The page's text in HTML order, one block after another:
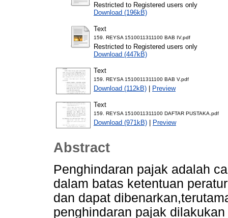
Restricted to Registered users only
Download (196kB)
Text
159. REYSA 1510011311100 BAB IV.pdf
Restricted to Registered users only
Download (447kB)
Text
159. REYSA 1510011311100 BAB V.pdf
Download (112kB) | Preview
Text
159. REYSA 1510011311100 DAFTAR PUSTAKA.pdf
Download (971kB) | Preview
Abstract
Penghindaran pajak adalah
dalam batas ketentuan
dan dapat
penghindaran pajak